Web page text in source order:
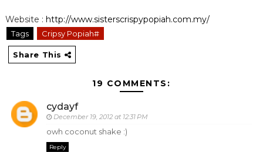
Website : http://www.sisterscrispypopiah.com.my/
Tags Cripsy Popiah#
Share This
19 COMMENTS:
cydayf
December 19, 2012 at 12:31 PM
owh coconut shake :)
Reply